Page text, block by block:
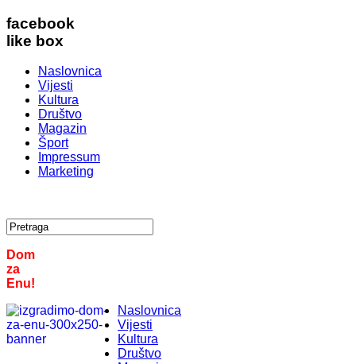
facebook
like box
Naslovnica
Vijesti
Kultura
Društvo
Magazin
Šport
Impressum
Marketing
Dom
za
Enu!
Naslovnica
Vijesti
Kultura
Društvo